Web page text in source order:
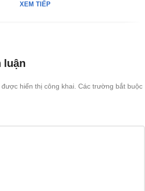
XEM TIẾP
luận
hiển thị công khai. Các trường bắt buộc